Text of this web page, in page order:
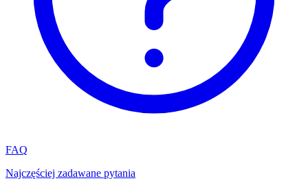
FAQ
Najczęściej zadawane pytania